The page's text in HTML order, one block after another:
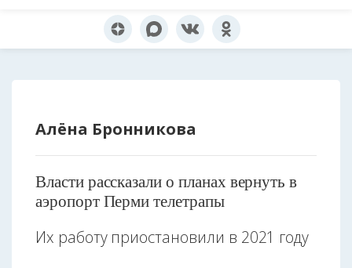
Алёна Бронникова
Власти рассказали о планах вернуть в
аэропорт Перми телетрапы
Их работу приостановили в 2021 году